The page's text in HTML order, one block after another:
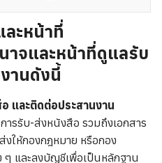
นมหาวิทยาลัยที่ถูกฟ้องคดี
ละหน้าที่
าจและหน้าที่ดูแลรับ
านดังนี้
และติดต่อประสานงาน
รรับ-ส่งหนังสือ รวมถึงเอกสาร
ให้กองกฎหมาย หรือกอง
ๆ และลงบัญชีเพื่อเป็นหลักฐาน